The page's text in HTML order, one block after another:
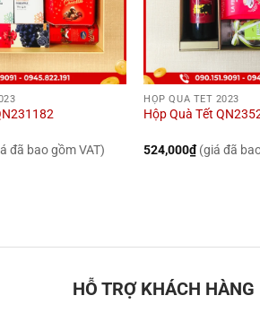
đã bao gồm VAT)
HỘP QUÀ TẾT 2023
Hộp Quà Tết
524,000₫ (giá đã
HỖ TRỢ KHÁCH HÀNG